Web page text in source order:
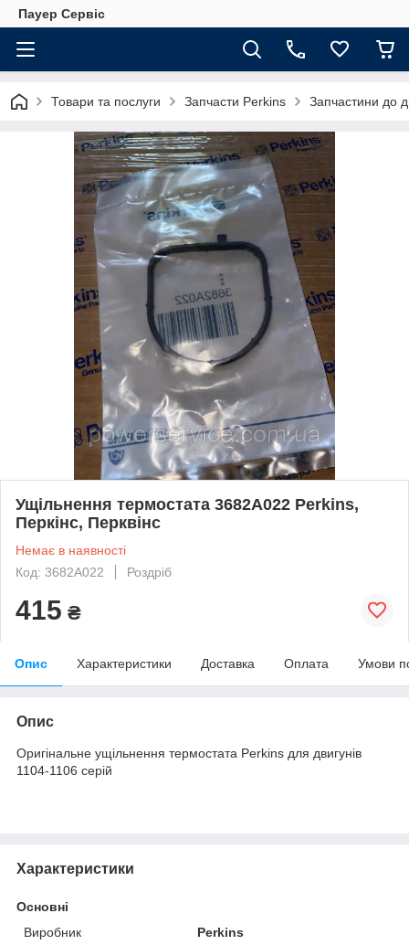
Пауер Сервіс
Товари та послуги Запчасти Perkins Запчастини до
Ущільнення термостата 3682A022 Perkins,
Перкінс, Перквінс
Немає в наявності
Код: 3682A022
Роздріб
415 ₴
Опис Характеристики Доставка Оплата Умови
Опис
Оригінальне ущільнення термостата Perkins для двигунів
1104-1106 серій
Характеристики
Основні
Виробник
Perkins